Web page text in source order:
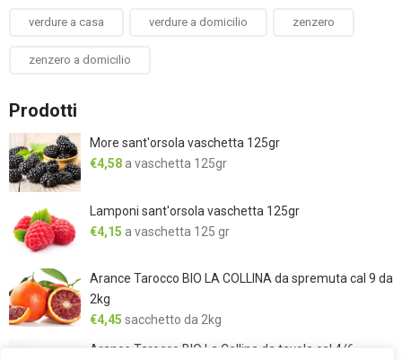
verdure a casa verdure a domicilio zenzero
zenzero a domicilio
Prodotti
More sant'orsola vaschetta 125gr
€4,58 a vaschetta 125gr
Lamponi sant'orsola vaschetta 125gr
€4,15 a vaschetta 125 gr
Arance Tarocco BIO LA COLLINA da spremuta cal 9 da
2kg
€4,45 sacchetto da 2kg
Arance Tarocco BIO La Collina da tavola cal 4/6